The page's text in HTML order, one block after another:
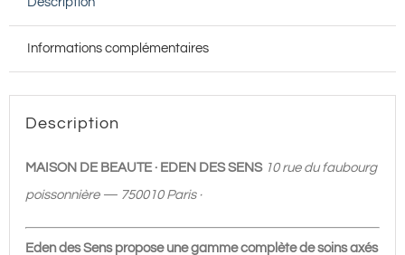
utiliser
à
Beauté
EDEN
SENS
Informations complémentaires
Description
MAISON DE BEAUTE · EDEN DES SENS 10 rue du faubourg
poissonnière — 750010 Paris ·
Eden des Sens propose une gamme complète de soins axés